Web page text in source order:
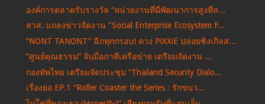
องค์การตลาดรับรางวัล “หน่วยงานที่มีพัฒนาการสูงที่ส...
สวส. แถลงข่าวจัดงาน "Social Enterprise Ecosystem F...
“NONT TANONT” ฉีกทุกกรอบ! ควง PiXXiE ปล่อยซิงเกิลส...
“ศูนย์คุณธรรม” จับมือภาคีเครือข่าย เตรียมจัดงาน ...
กองทัพไทย เตรียมจัดประชุม “Thailand Security Dialo...
เรื่องย่อ EP.1 “Roller Coaster the Series : รักขบว...